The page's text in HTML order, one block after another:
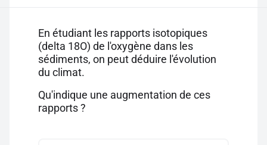
En étudiant les rapports isotopiques
(delta 18O) de l'oxygène dans les
sédiments, on peut déduire l'évolution
du climat.
Qu'indique une augmentation de ces
rapports ?